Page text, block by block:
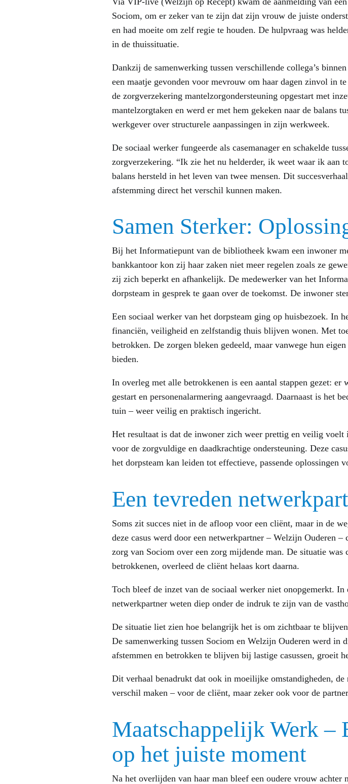
Sociom, om er zeker van te zijn dat zijn vrouw de juiste
en had moeite om zelf regie te houden. De hulpvraag was
in de thuissituatie.
Dankzij de samenwerking tussen verschillende collega’s
een maatje gevonden voor mevrouw om haar dagen zinvol in
de zorgverzekering mantelzorgondersteuning opgestart met
mantelzorgtaken en werd er met hem gekeken naar de balans
werkgever over structurele aanpassingen in zijn werkweek.
De sociaal werker fungeerde als casemanager en schakelde
zorgverzekering. “Ik zie het nu helderder, ik weet waar ik aan
balans hersteld in het leven van twee mensen. Dit
afstemming direct het verschil kunnen maken.
Samen Sterker:
Bij het Informatiepunt van de bibliotheek kwam een inwoner
bankkantoor kon zij haar zaken niet meer regelen zoals ze
zij zich beperkt en afhankelijk. De medewerker van het
dorpsteam in gesprek te gaan over de toekomst. De inwoner
Een sociaal werker van het dorpsteam ging op huisbezoek. In
financiën, veiligheid en zelfstandig thuis blijven wonen. Met
betrokken. De zorgen bleken gedeeld, maar vanwege hun
bieden.
In overleg met alle betrokkenen is een aantal stappen gezet:
gestart en personenalarmering aangevraagd. Daarnaast is het
tuin – weer veilig en praktisch ingericht.
Het resultaat is dat de inwoner zich weer prettig en veilig
voor de zorgvuldige en daadkrachtige ondersteuning. Deze
het dorpsteam kan leiden tot effectieve, passende oplossingen
Een tevreden
Soms zit succes niet in de afloop voor een cliënt, maar in de
deze casus werd door een netwerkpartner – Welzijn Ouderen
zorg van Sociom over een zorg mijdende man. De situatie
betrokkenen, overleed de cliënt helaas kort daarna.
Toch bleef de inzet van de sociaal werker niet onopgemerkt.
netwerkpartner weten diep onder de indruk te zijn van de
De situatie liet zien hoe belangrijk het is om zichtbaar te
De samenwerking tussen Sociom en Welzijn Ouderen werd
afstemmen en betrokken te blijven bij lastige casussen, groeit
Dit verhaal benadrukt dat ook in moeilijke omstandigheden,
verschil maken – voor de cliënt, maar zeker ook voor de
Maatschappelijk Werk –
op het juiste moment
Na het overlijden van haar man bleef een oudere vrouw